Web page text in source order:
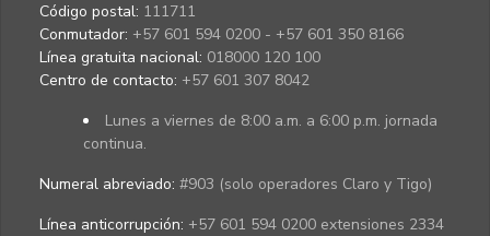
Código postal: 111711
Conmutador: +57 601 594 0200 - +57 601 350 8166
Línea gratuita nacional: 018000 120 100
Centro de contacto: +57 601 307 8042
Lunes a viernes de 8:00 a.m. a 6:00 p.m. jornada
continua.
Numeral abreviado: #903 (solo operadores Claro y Tigo)
Línea anticorrupción: +57 601 594 0200 extensiones 2334